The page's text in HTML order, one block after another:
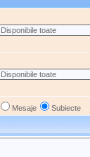
Mesaje Subiecte